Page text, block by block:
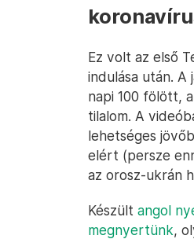
Ez volt az első
indulása után. A
napi 100 fölött,
tilalom. A
lehetséges
elért (persze
az orosz-ukrán
Készült angol
megnyertünk,